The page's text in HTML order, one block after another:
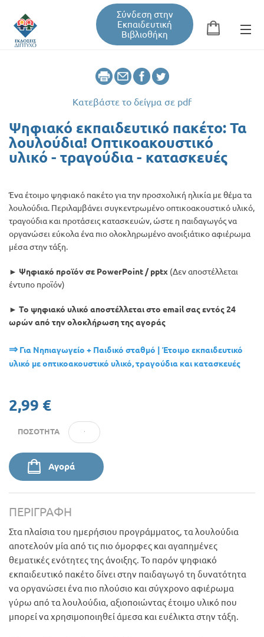
Σύνδεση στην
Εκπαιδευτική
Βιβλιοθήκη
Φόρμα αναζήτησης
Εκπαιδευτική Βιβλιοθήκη
Βιβλία
Σεμινάρια / Συνέδρια
Τεύχη Περιοδικών
Προσφορές
Κατεβάστε το δείγμα σε pdf
Ψηφιακό εκπαιδευτικό πακέτο: Τα
λουλούδια! Οπτικοακουστικό
υλικό - τραγούδια - κατασκευές
Ένα έτοιμο ψηφιακό πακέτο για την προσχολική ηλικία με θέμα τα
λουλούδια. Περιλαμβάνει συγκεντρωμένο οπτικοακουστικό υλικό,
τραγούδια και προτάσεις κατασκευών, ώστε η παιδαγωγός να
οργανώσει εύκολα ένα πιο ολοκληρωμένο ανοιξιάτικο αφιέρωμα
μέσα στην τάξη.
► Ψηφιακό προϊόν σε PowerPoint / pptx (Δεν αποστέλλεται
έντυπο προϊόν)
► Το ψηφιακό υλικό αποστέλλεται στο email σας εντός 24
ωρών από την ολοκλήρωση της αγοράς
⇒ Για Νηπιαγωγείο + Παιδικό σταθμό | Έτοιμο εκπαιδευτικό
υλικό με οπτικοακουστικό υλικό, τραγούδια και κατασκευές
2,99 €
ΠΟΣΌΤΗΤΑ
Αγορά
ΠΕΡΙΓΡΑΦΉ
Στα πλαίσια του ημερήσιου προγράμματος, τα λουλούδια
αποτελούν μία από τις πιο όμορφες και αγαπημένες
θεματικές ενότητες της άνοιξης. Το παρόν ψηφιακό
εκπαιδευτικό πακέτο δίνει στην παιδαγωγό τη δυνατότητα
να οργανώσει ένα πιο πλούσιο και σύγχρονο αφιέρωμα
γύρω από τα λουλούδια, αξιοποιώντας έτοιμο υλικό που
μπορεί να χρησιμοποιηθεί άμεσα και ευέλικτα στην τάξη.